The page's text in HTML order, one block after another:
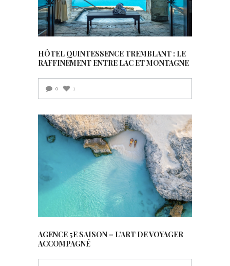
HÔTEL QUINTESSENCE TREMBLANT : LE
RAFFINEMENT ENTRE LAC ET MONTAGNE
0 1
AGENCE 5E SAISON – L’ART DE VOYAGER
ACCOMPAGNÉ